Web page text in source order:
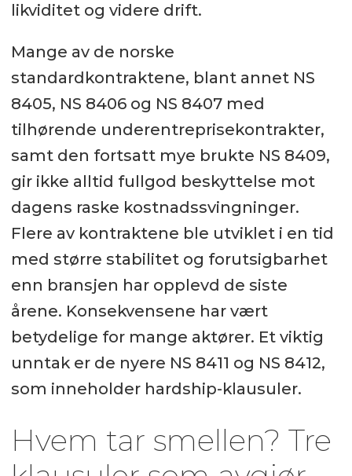
likviditet og videre drift.
Mange av de norske
standardkontraktene, blant annet NS
8405, NS 8406 og NS 8407 med
tilhørende underentreprisekontrakter,
samt den fortsatt mye brukte NS 8409,
gir ikke alltid fullgod beskyttelse mot
dagens raske kostnadssvingninger.
Flere av kontraktene ble utviklet i en tid
med større stabilitet og forutsigbarhet
enn bransjen har opplevd de siste
årene. Konsekvensene har vært
betydelige for mange aktører. Et viktig
unntak er de nyere NS 8411 og NS 8412,
som inneholder hardship-klausuler.
Hvem tar smellen? Tre